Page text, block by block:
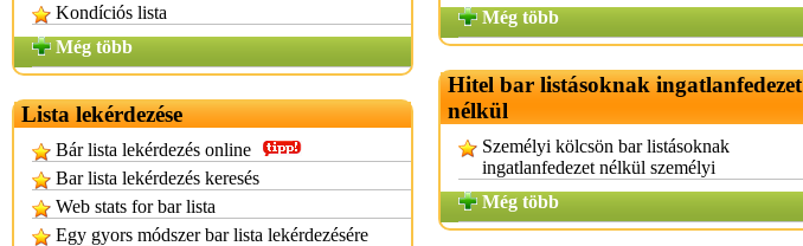
Kondíciós lista
Még több
Lista lekérdezése
Bár lista lekérdezés online
Bar lista lekérdezés keresés
Web stats for bar lista
Egy gyors módszer bar lista lekérdezésére
Még több
Hitel bar listásoknak ingatlanfedezet
nélkül
Személyi kölcsön bar listásoknak
ingatlanfedezet nélkül személyi
Még több